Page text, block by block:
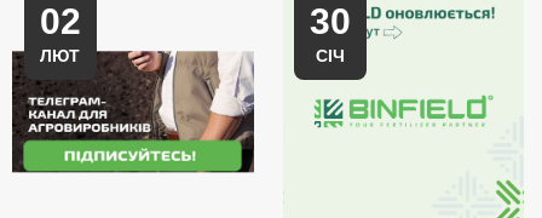
02
ЛЮТ
30
СІЧ